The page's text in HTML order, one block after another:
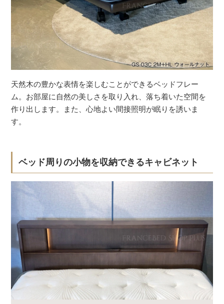
天然木の豊かな表情を楽しむことができるベッドフレー
ム。お部屋に自然の美しさを取り入れ、落ち着いた空間を
作り出します。また、心地よい間接照明が眠りを誘いま
す。
ベッド周りの小物を収納できるキャビネット